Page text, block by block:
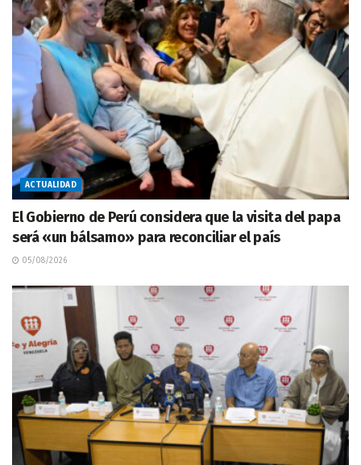
ACTUALIDAD
El Gobierno de Perú considera que la visita del papa
será «un bálsamo» para reconciliar el país
05/08/2026